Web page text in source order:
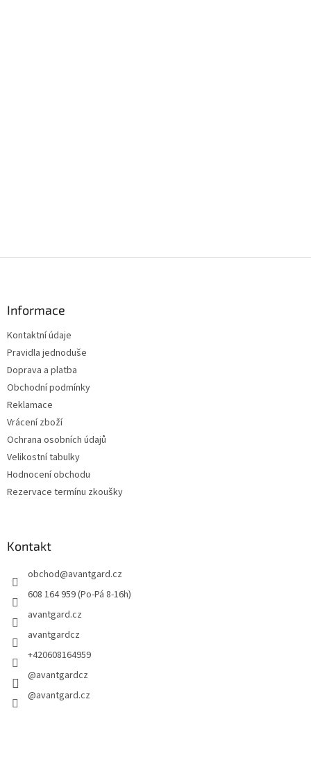
Informace
Kontaktní údaje
Pravidla jednoduše
Doprava a platba
Obchodní podmínky
Reklamace
Vrácení zboží
Ochrana osobních údajů
Velikostní tabulky
Hodnocení obchodu
Rezervace termínu zkoušky
Kontakt
obchod@avantgard.cz
608 164 959 (Po-Pá 8-16h)
avantgard.cz
avantgardcz
+420608164959
@avantgardcz
@avantgard.cz